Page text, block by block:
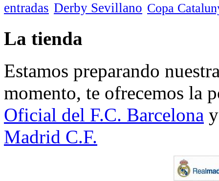
entradas Derby Sevillano Copa
La tienda
Estamos preparando
momento, te ofrecemos la
Oficial del F.C. Barcelona
Madrid C.F.